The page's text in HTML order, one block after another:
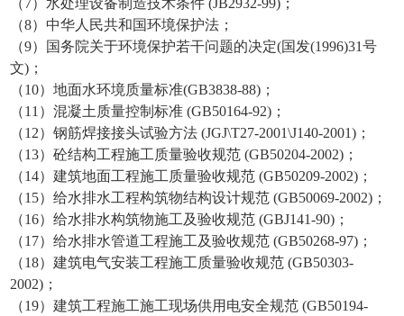
（8）中华人民共和国环境保护法；
（9）国务院关于环境保护若干问题的决定(国发(1996)31号
文)；
（10）地面水环境质量标准(GB3838-88)；
（11）混凝土质量控制标准 (GB50164-92)；
（12）钢筋焊接接头试验方法 (JGJ\T27-2001\J140-2001)；
（13）砼结构工程施工质量验收规范 (GB50204-2002)；
（14）建筑地面工程施工质量验收规范 (GB50209-2002)；
（15）给水排水工程构筑物结构设计规范 (GB50069-2002)；
（16）给水排水构筑物施工及验收规范 (GBJ141-90)；
（17）给水排水管道工程施工及验收规范 (GB50268-97)；
（18）建筑电气安装工程施工质量验收规范 (GB50303-
2002)；
（19）建筑工程施工施工现场供用电安全规范 (GB50194-